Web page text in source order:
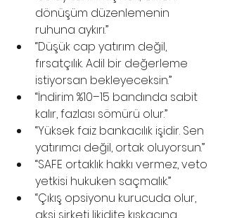
dönüşüm düzenlemenin
ruhuna aykırı.”
“Düşük cap yatırım değil,
fırsatçılık. Adil bir değerleme
istiyorsan bekleyeceksin.”
“İndirim %10–15 bandında sabit
kalır, fazlası sömürü olur.”
“Yüksek faiz bankacılık işidir. Sen
yatırımcı değil, ortak oluyorsun.”
“SAFE ortaklık hakkı vermez, veto
yetkisi hukuken saçmalık.”
“Çıkış opsiyonu kurucuda olur,